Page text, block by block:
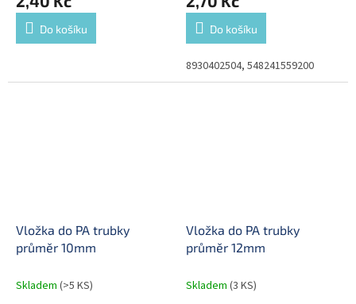
Do košíku Do košíku
8930402504, 548241559200
Vložka do PA trubky
průměr 10mm
Skladem (>5 KS)
Vložka do PA trubky
průměr 12mm
Skladem (3 KS)